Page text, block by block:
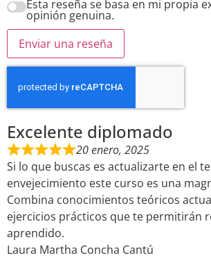
Esta reseña se basa en mi propia
opinión genuina.
Enviar una reseña
Excelente diplomado
20 enero, 2025
Si lo que buscas es actualizarte en el
envejecimiento este curso es una
Combina conocimientos teóricos
ejercicios prácticos que te permitirán
aprendido.
Laura Martha Concha Cantú